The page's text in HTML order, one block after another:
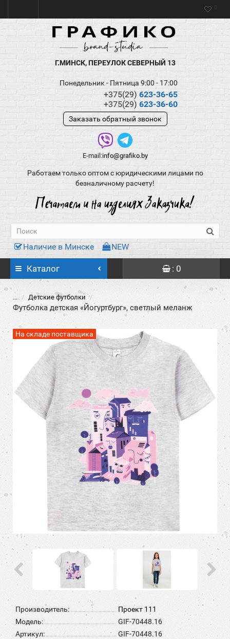
Г.МИНСК, ПЕРЕУЛОК СЕВЕРНЫЙ 13
Понедельник - Пятница 9:00 - 17:00
+375(29) 623-36-65
+375(29) 623-36-60
Заказать обратный звонок
E-mail:info@grafiko.by
Работаем только оптом с юридическими лицами по
безналичному расчету!
Наличие в Минске NEW
Каталог : 0
... Детские футболки
Футболка детская «Йогуртбург», светлый меланж
На складе поставщика
Производитель:
Проект 111
Модель:
GIF-70448.16
Артикул:
GIF-70448.16